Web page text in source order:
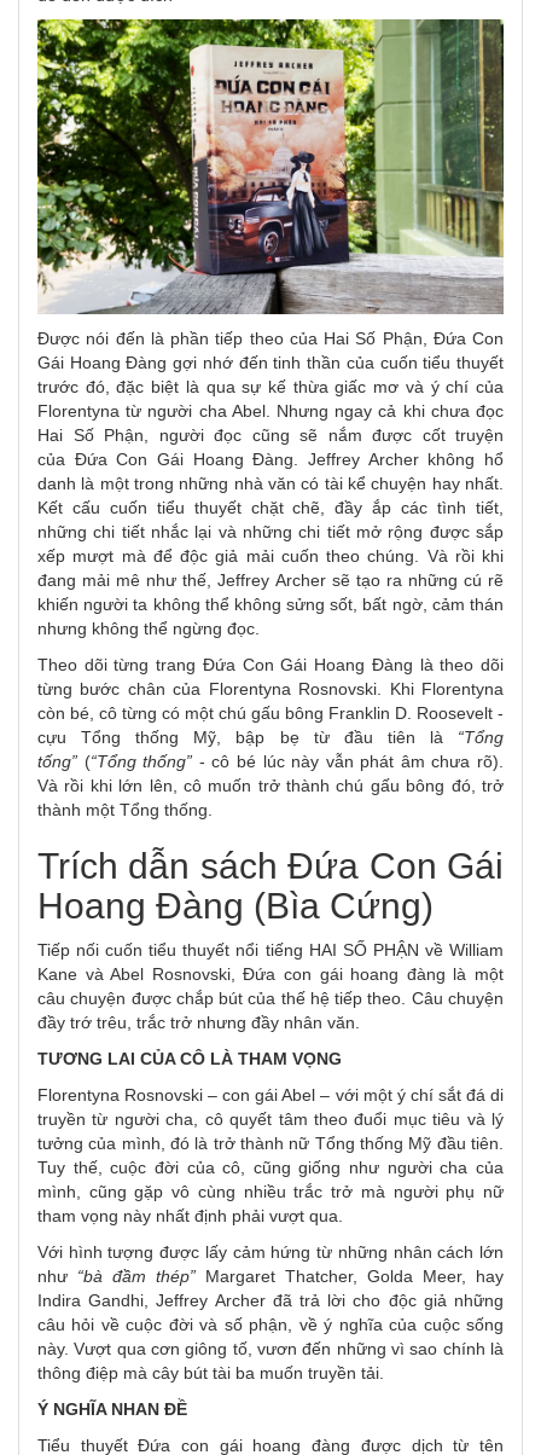
Được nói đến là phần tiếp theo của Hai Số Phận, Đứa Con
Gái Hoang Đàng gợi nhớ đến tinh thần của cuốn tiểu thuyết
trước đó, đặc biệt là qua sự kế thừa giấc mơ và ý chí của
Florentyna từ người cha Abel. Nhưng ngay cả khi chưa đọc
Hai Số Phận, người đọc cũng sẽ nắm được cốt truyện
của Đứa Con Gái Hoang Đàng. Jeffrey Archer không hổ
danh là một trong những nhà văn có tài kể chuyện hay nhất.
Kết cấu cuốn tiểu thuyết chặt chẽ, đầy ắp các tình tiết,
những chi tiết nhắc lại và những chi tiết mở rộng được sắp
xếp mượt mà để độc giả mải cuốn theo chúng. Và rồi khi
đang mải mê như thế, Jeffrey Archer sẽ tạo ra những cú rẽ
khiến người ta không thể không sửng sốt, bất ngờ, cảm thán
nhưng không thể ngừng đọc.
Theo dõi từng trang Đứa Con Gái Hoang Đàng là theo dõi
từng bước chân của Florentyna Rosnovski. Khi Florentyna
còn bé, cô từng có một chú gấu bông Franklin D. Roosevelt -
cựu Tổng thống Mỹ, bập bẹ từ đầu tiên là “Tổng
tống” (“Tổng thống” - cô bé lúc này vẫn phát âm chưa rõ).
Và rồi khi lớn lên, cô muốn trở thành chú gấu bông đó, trở
thành một Tổng thống.
Trích dẫn sách Đứa Con Gái
Hoang Đàng (Bìa Cứng)
Tiếp nối cuốn tiểu thuyết nổi tiếng HAI SỐ PHẬN về William
Kane và Abel Rosnovski, Đứa con gái hoang đàng là một
câu chuyện được chắp bút của thế hệ tiếp theo. Câu chuyện
đầy trớ trêu, trắc trở nhưng đầy nhân văn.
TƯƠNG LAI CỦA CÔ LÀ THAM VỌNG
Florentyna Rosnovski – con gái Abel – với một ý chí sắt đá di
truyền từ người cha, cô quyết tâm theo đuổi mục tiêu và lý
tưởng của mình, đó là trở thành nữ Tổng thống Mỹ đầu tiên.
Tuy thế, cuộc đời của cô, cũng giống như người cha của
mình, cũng gặp vô cùng nhiều trắc trở mà người phụ nữ
tham vọng này nhất định phải vượt qua.
Với hình tượng được lấy cảm hứng từ những nhân cách lớn
như “bà đầm thép” Margaret Thatcher, Golda Meer, hay
Indira Gandhi, Jeffrey Archer đã trả lời cho độc giả những
câu hỏi về cuộc đời và số phận, về ý nghĩa của cuộc sống
này. Vượt qua cơn giông tố, vươn đến những vì sao chính là
thông điệp mà cây bút tài ba muốn truyền tải.
Ý NGHĨA NHAN ĐỀ
Tiểu thuyết Đứa con gái hoang đàng
được dịch từ tên